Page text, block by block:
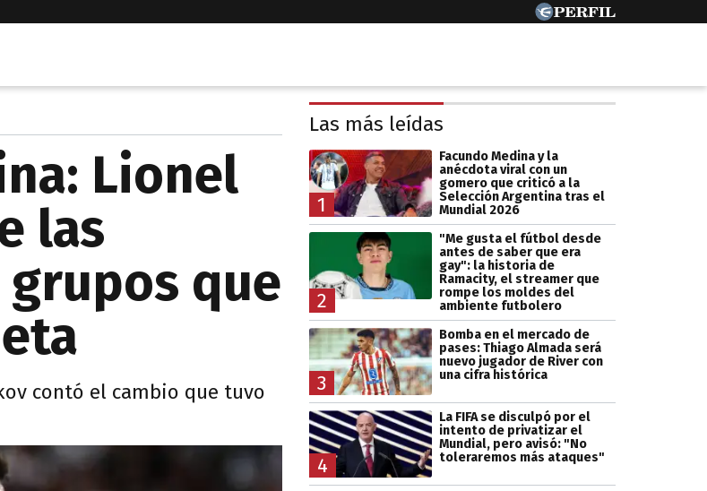
Lionel
las
que
contó el cambio que tuvo
Las más leídas
1
Facundo Medina y la
anécdota viral con un
gomero que criticó a la
Selección Argentina tras el
Mundial 2026
2
"Me gusta el fútbol desde
antes de saber que era
gay": la historia de
Ramacity, el streamer que
rompe los moldes del
ambiente futbolero
3
Bomba en el mercado de
pases: Thiago Almada será
nuevo jugador de River con
una cifra histórica
4
La FIFA se disculpó por el
intento de privatizar el
Mundial, pero avisó: "No
toleraremos más ataques"